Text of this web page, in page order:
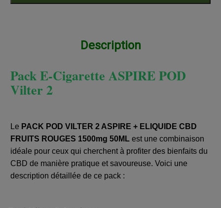
Description
Pack E-Cigarette ASPIRE POD
Vilter 2
Le PACK POD VILTER 2 ASPIRE + ELIQUIDE CBD
FRUITS ROUGES 1500mg 50ML est une combinaison
idéale pour ceux qui cherchent à profiter des bienfaits du
CBD de manière pratique et savoureuse. Voici une
description détaillée de ce pack :